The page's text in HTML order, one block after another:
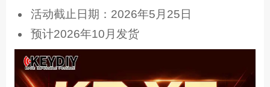
活动截止日期：2026年5月25日
预计2026年10月发货